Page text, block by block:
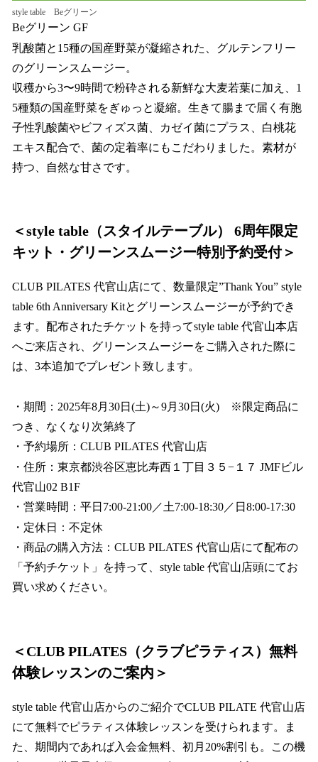
style table Beグリーン
Beグリーン GF
乳酸菌と​15種の​国産野菜が凝縮された、グルテンフリー
の​グリーンスムージー。
収穫から3〜9時間で粉砕される新鮮な大麦若葉に加え、1
5種類の国産野菜をぎゅっと凝縮。生きて腸まで届く有胞
子性乳酸菌やビフィズス菌、カゼイ菌にプラス、白桃花
エキス配合で、菌の定着率にもこだわりました。素材が
持つ、自然な甘さです。
＜style table（スタイルテーブル） 6周年限定
キット・グリーンスムージー特別予約受付＞
CLUB PILATES 代官山店にて、数量限定”Thank You” style
table 6th Anniversary Kitとグリーンスムージーが予約でき
ます。配布されたチケットを持ってstyle table 代官山本店
へご来店され、グリーンスムージーをご購入された際に
は、3本追加でプレゼント致します。
・期間：2025年8月30日(土)～9月30日(火) ※限定商品に
つき、なくなり次第終了
・予約場所：CLUB PILATES 代官山店
・住所：東京都渋谷区恵比寿西１丁目３５−１７ JMFビル
代官山02 B1F
・営業時間：平日7:00-21:00／土7:00-18:30／日8:00-17:30
・定休日：不定休
・商品の購入方法：CLUB PILATES 代官山店にて配布の
「予約チケット」を持って、style table 代官山店頭にてお
買い求めください。
＜CLUB PILATES（クラブピラティス）無料
体験レッスンのご案内＞
style table 代官山店からのご紹介でCLUB PILATE 代官山店
にて無料でピラティス体験レッスンを受けられます。ま
た、期間内であれば入会金無料、初月20%割引も。この機